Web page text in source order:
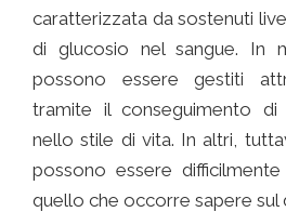
caratterizzata da sostenuti
di glucosio nel sangue. In
possono essere gestiti
tramite il conseguimento di
nello stile di vita. In altri,
possono essere
quello che occorre sapere sul